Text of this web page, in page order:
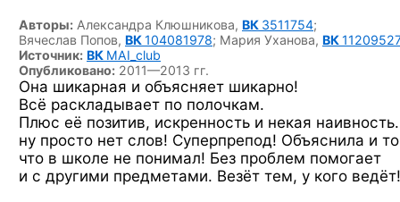
Авторы: Александра Клюшникова, ВК 3511754;
Вячеслав Попов, ВК 104081978; Мария Уханова, ВК
Источник: ВК MAI_club
Опубликовано: 2011—2013 гг.
Она шикарная и объясняет шикарно!
Всё раскладывает по полочкам.
Плюс её позитив, искренность и некая
ну просто нет слов! Суперпрепод! Объяснила и
что в школе не понимал! Без проблем помогает
и с другими предметами. Везёт тем, у кого ведёт!